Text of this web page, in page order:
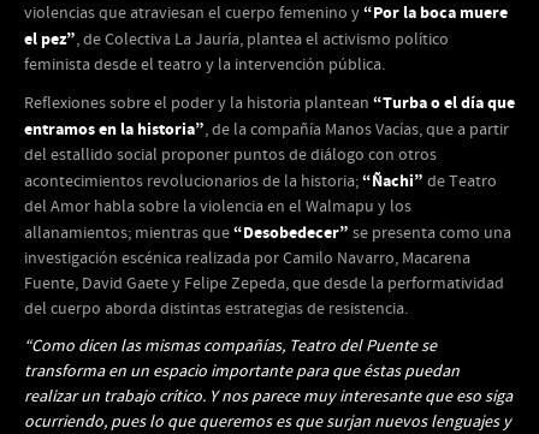
violencias que atraviesan el cuerpo femenino y“Por la boca muere
el pez”, de Colectiva La Jauría, plantea el activismo político
feminista desde el teatro y la intervención pública.
Reflexiones sobre el poder y la historia plantean “Turba o el día que
entramos en la historia”, de la compañía Manos Vacías, que a partir
del estallido social proponer puntos de diálogo con otros
acontecimientos revolucionarios de la historia;“Ñachi” de Teatro
del Amor habla sobre la violencia en el Walmapu y los
allanamientos; mientras que“Desobedecer” se presenta como una
investigación escénica realizada por Camilo Navarro, Macarena
Fuente, David Gaete y Felipe Zepeda, que desde la performatividad
del cuerpo aborda distintas estrategias de resistencia.
“Como dicen las mismas compañías, Teatro del Puente se
transforma en un espacio importante para que éstas puedan
realizar un trabajo crítico. Y nos parece muy interesante que eso siga
ocurriendo, pues lo que queremos es que surjan nuevos lenguajes y